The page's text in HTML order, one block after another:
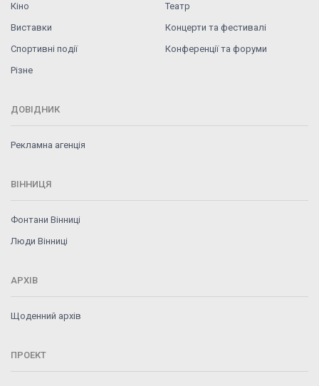
Кіно
Театр
Виставки
Концерти та фестивалі
Спортивні події
Конференції та форуми
Різне
ДОВІДНИК
Рекламна агенція
ВІННИЦЯ
Фонтани Вінниці
Люди Вінниці
АРХІВ
Щоденний архів
ПРОЕКТ